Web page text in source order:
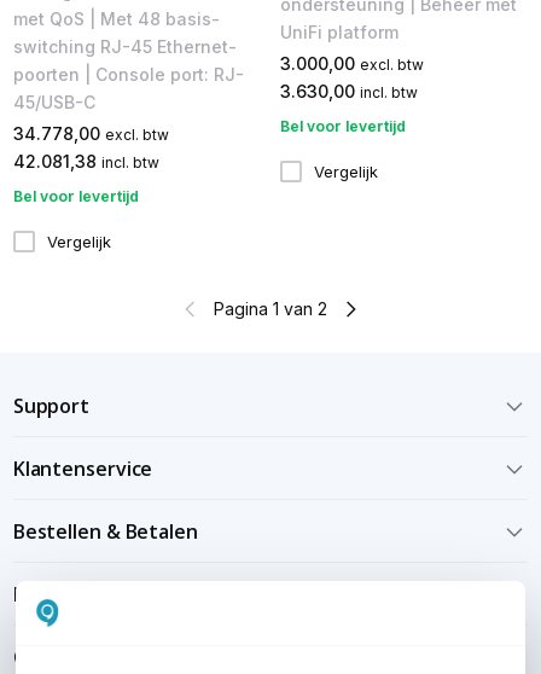
met QoS | Met 48 basis-
switching RJ-45 Ethernet-
poorten | Console port: RJ-
45/USB-C
34.778,00 excl. btw
42.081,38 incl. btw
Bel voor levertijd
Vergelijk
UniFi platform
3.000,00 excl. btw
3.630,00 incl. btw
Bel voor levertijd
Vergelijk
Pagina 1 van 2
Support
Klantenservice
Bestellen & Betalen
Bezorgen & installeren
Over KommaGo